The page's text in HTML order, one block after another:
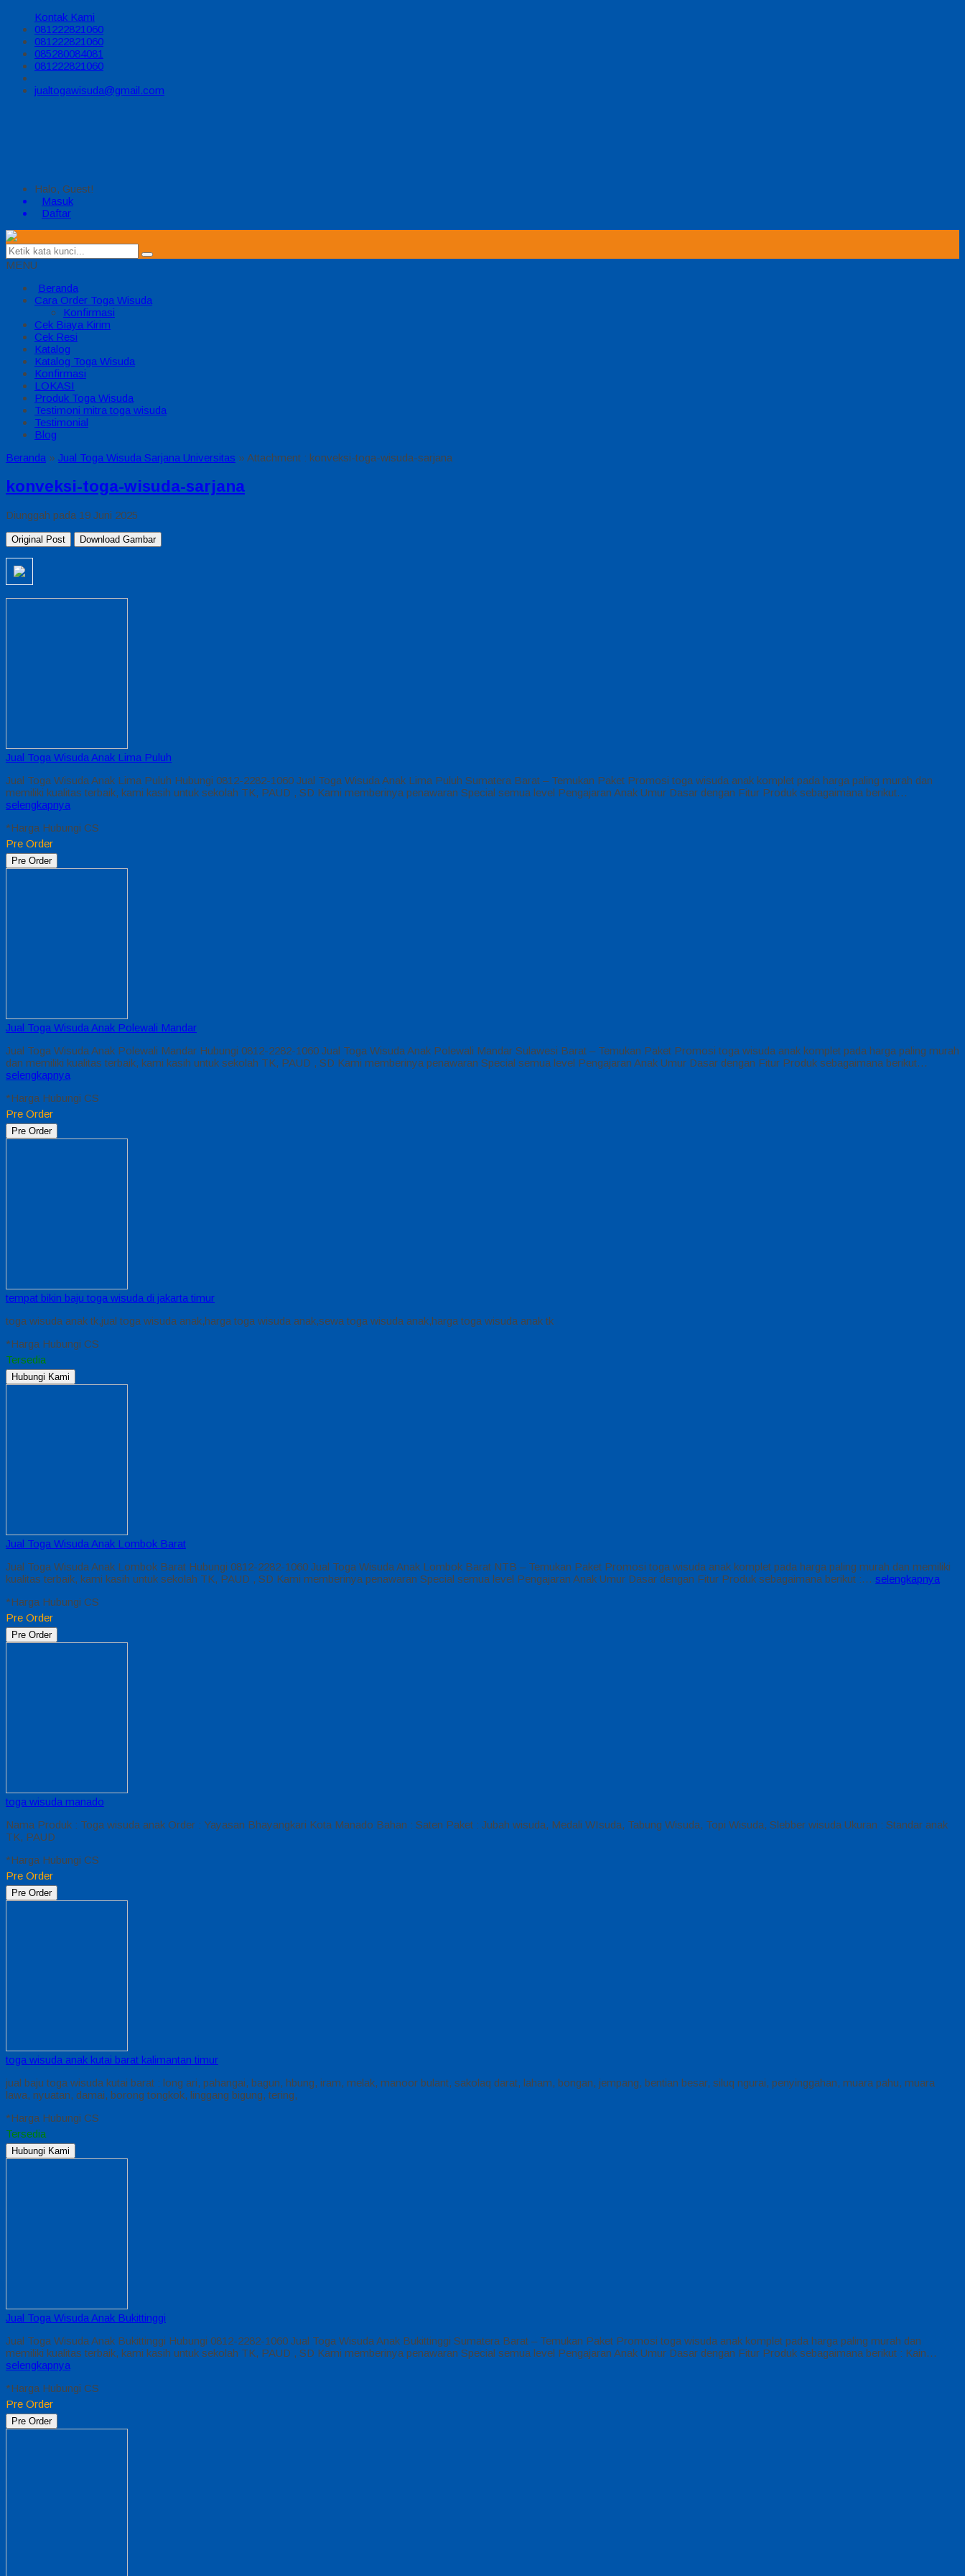
Kontak Kami
081222821060
081222821060
085280084081
081222821060
jualtogawisuda@gmail.com
Halo, Guest!
Masuk
Daftar
MENU
Beranda
Cara Order Toga Wisuda
Konfirmasi
Cek Biaya Kirim
Cek Resi
Katalog
Katalog Toga Wisuda
Konfirmasi
LOKASI
Produk Toga Wisuda
Testimoni mitra toga wisuda
Testimonial
Blog
Beranda » Jual Toga Wisuda Sarjana Universitas » Attachment : konveksi-toga-wisuda-sarjana
konveksi-toga-wisuda-sarjana
Diunggah pada 19 Juni 2025
Original Post Download Gambar
Jual Toga Wisuda Anak Lima Puluh
Jual Toga Wisuda Anak Lima Puluh Hubungi 0812-2282-1060 Jual Toga Wisuda Anak Lima Puluh Sumatera Barat – Temukan Paket Promosi toga wisuda anak komplet pada harga paling murah dan
memiliki kualitas terbaik, kami kasih untuk sekolah TK, PAUD , SD Kami memberinya penawaran Special semua level Pengajaran Anak Umur Dasar dengan Fitur Produk sebagaimana berikut…
selengkapnya
*Harga Hubungi CS
Pre Order
Pre Order
Jual Toga Wisuda Anak Polewali Mandar
Jual Toga Wisuda Anak Polewali Mandar Hubungi 0812-2282-1060 Jual Toga Wisuda Anak Polewali Mandar Sulawesi Barat – Temukan Paket Promosi toga wisuda anak komplet pada harga paling murah
dan memiliki kualitas terbaik, kami kasih untuk sekolah TK, PAUD , SD Kami memberinya penawaran Special semua level Pengajaran Anak Umur Dasar dengan Fitur Produk sebagaimana berikut…
selengkapnya
*Harga Hubungi CS
Pre Order
Pre Order
tempat bikin baju toga wisuda di jakarta timur
toga wisuda anak tk,jual toga wisuda anak,harga toga wisuda anak,sewa toga wisuda anak,harga toga wisuda anak tk
*Harga Hubungi CS
Tersedia
Hubungi Kami
Jual Toga Wisuda Anak Lombok Barat
Jual Toga Wisuda Anak Lombok Barat Hubungi 0812-2282-1060 Jual Toga Wisuda Anak Lombok Barat NTB – Temukan Paket Promosi toga wisuda anak komplet pada harga paling murah dan memiliki
kualitas terbaik, kami kasih untuk sekolah TK, PAUD , SD Kami memberinya penawaran Special semua level Pengajaran Anak Umur Dasar dengan Fitur Produk sebagaimana berikut :… selengkapnya
*Harga Hubungi CS
Pre Order
Pre Order
toga wisuda manado
Nama Produk : Toga wisuda anak Order : Yayasan Bhayangkari Kota Manado Bahan : Saten Paket : Jubah wisuda, Medali WIsuda, Tabung Wisuda, Topi Wisuda, Slebber wisuda Ukuran : Standar anak
TK, PAUD
*Harga Hubungi CS
Pre Order
Pre Order
toga wisuda anak kutai barat kalimantan timur
jual baju toga wisuda kutai barat : long ari, pahangai, bagun, hbung, iram, melak, manoor bulant, sakolaq darat, laham, bongan, jempang, bentian besar, siluq ngurai, penyinggahan, muara pahu, muara
lawa, nyuatan, damai, borong tongkok, linggang bigung, tering,
*Harga Hubungi CS
Tersedia
Hubungi Kami
Jual Toga Wisuda Anak Bukittinggi
Jual Toga Wisuda Anak Bukittinggi Hubungi 0812-2282-1060 Jual Toga Wisuda Anak Bukittinggi Sumatera Barat – Temukan Paket Promosi toga wisuda anak komplet pada harga paling murah dan
memiliki kualitas terbaik, kami kasih untuk sekolah TK, PAUD , SD Kami memberinya penawaran Special semua level Pengajaran Anak Umur Dasar dengan Fitur Produk sebagaimana berikut : Kain…
selengkapnya
*Harga Hubungi CS
Pre Order
Pre Order